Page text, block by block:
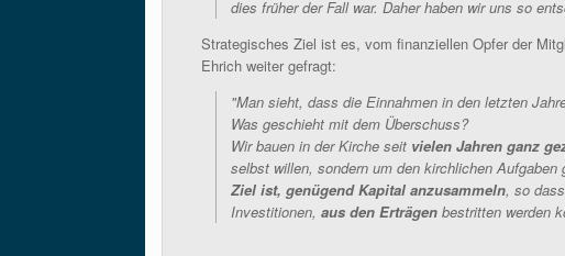
dies früher der Fall war. Daher haben wir uns so
Strategisches Ziel ist es, vom finanziellen Opfer der
Ehrich weiter gefragt:
"Man sieht, dass die Einnahmen in den letzten
Was geschieht mit dem Überschuss?
Wir bauen in der Kirche seit vielen Jahren ganz
selbst willen, sondern um den kirchlichen Aufgaben
Ziel ist, genügend Kapital anzusammeln, so dass
Investitionen, aus den Erträgen bestritten werden